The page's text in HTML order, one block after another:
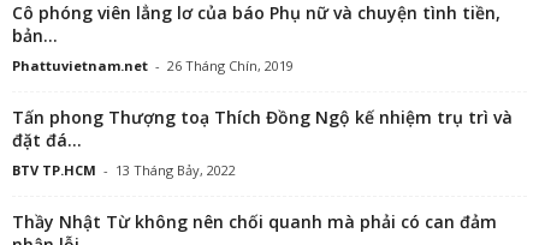
Cô phóng viên lẳng lơ của báo Phụ nữ và chuyện tình tiền,
bản...
Phattuvietnam.net - 26 Tháng Chín, 2019
Tấn phong Thượng toạ Thích Đồng Ngộ kế nhiệm trụ trì và
đặt đá...
BTV TP.HCM - 13 Tháng Bảy, 2022
Thầy Nhật Từ không nên chối quanh mà phải có can đảm